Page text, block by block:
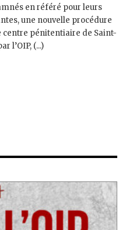
en référé pour leurs
une nouvelle procédure
pénitentiaire de Saint-
l’OIP, (...)